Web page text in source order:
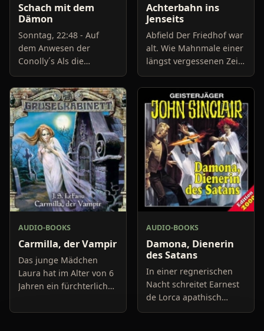
Schach mit dem
Dämon
Sonntag, 22:48 - Auf
dem Anwesen der
Conolly´s Als die
Türklingel auf dem
Anwesen der Conolly's
zu später Stunde läutet,
versetzt das Bill und
seine Frau S
Achterbahn ins
Jenseits
Abfield Der Friedhof war
alt. Wie Mahnmale einer
längst vergessenen Zeit
ragten die
verwahrlosten Kreuze
und Grabsteine aus dem
kniehohen
Morgennebel. Moos un
AUDIO-BOOKS
Carmilla, der Vampir
Das junge Mädchen
Laura hat im Alter von 6
Jahren ein fürchterliches
erhält sie in ihrem
AUDIO-BOOKS
Damona, Dienerin
des Satans
In einer regnerischen
Nacht schreitet Earnest
de Lorca apathisch
durch den verwilderten